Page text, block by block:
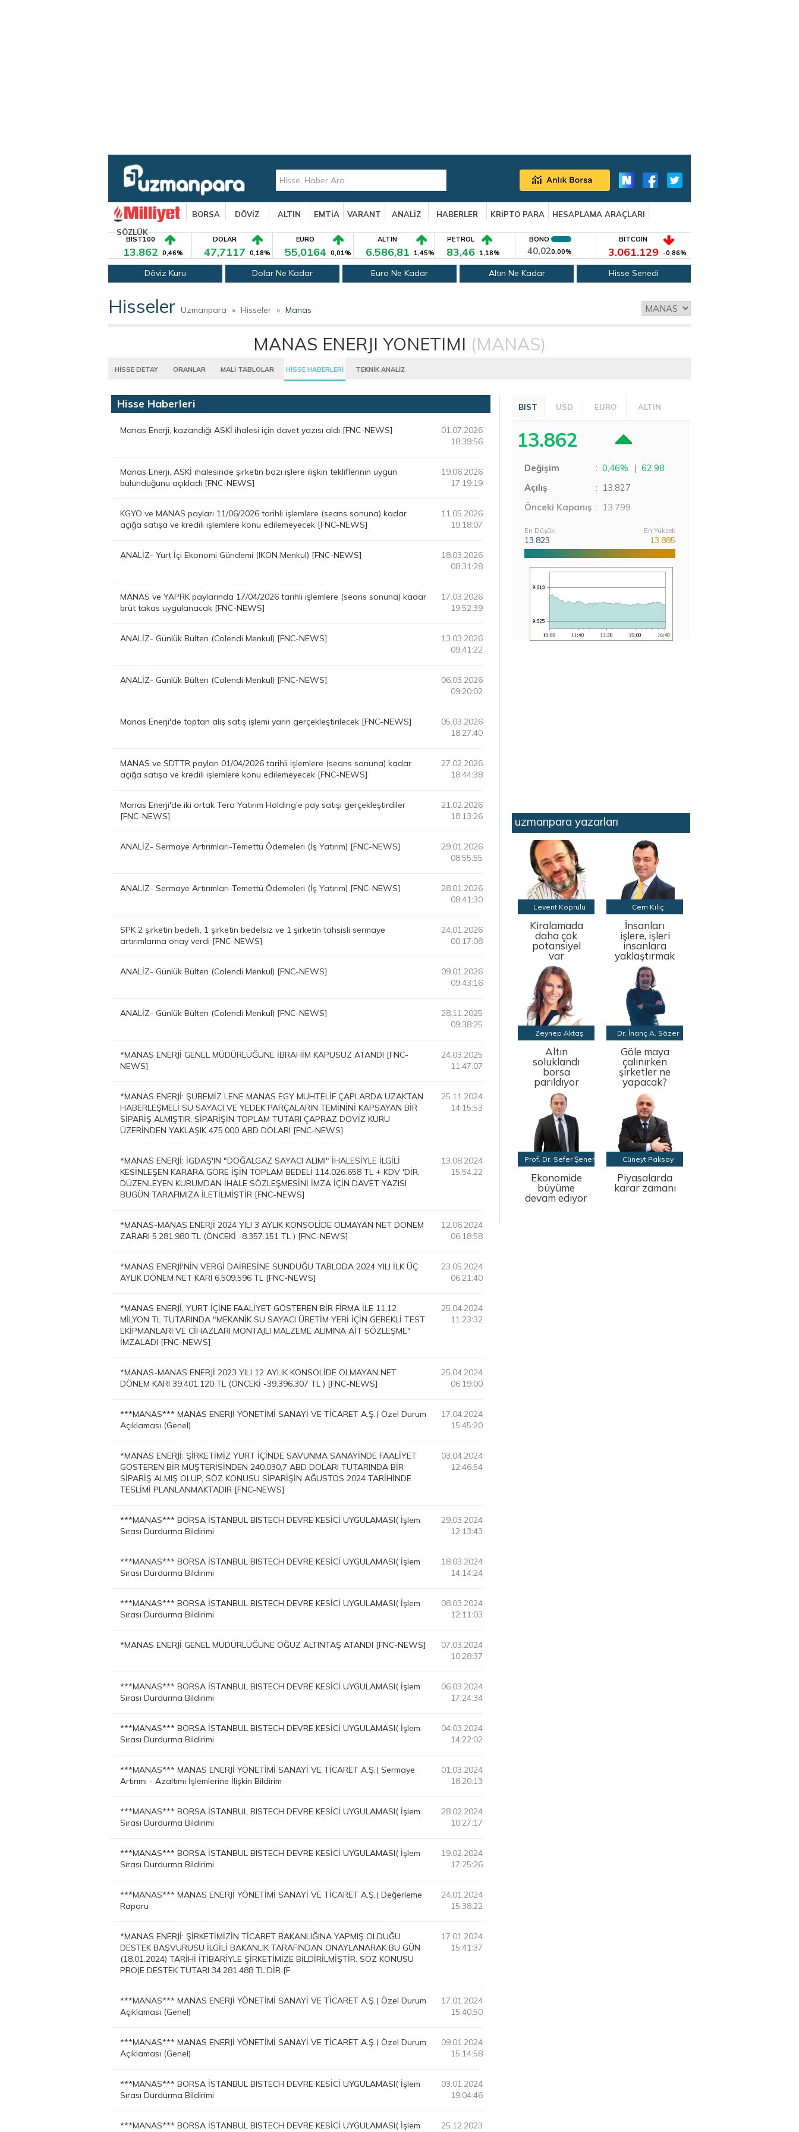
BORSA DÖVİZ ALTIN EMTİA VARANT ANALİZ HABERLER KRİPTO PARA
HESAPLAMA ARAÇLARI
SÖZLÜK
BIST100
13.862 0,46%
DOLAR
47,7117 0,18%
EURO
55,0164 0,01%
ALTIN
6.586,81 1,45%
PETROL
83,46 1,18%
BONO
40,020,00%
BITCOIN
3.061.129 -0,86%
Döviz Kuru Dolar Ne Kadar Euro Ne Kadar Altın Ne Kadar Hisse Senedi
Hisseler Uzmanpara » Hisseler » Manas
MANAS ENERJI YONETIMI (MANAS)
HİSSE DETAY ORANLAR MALİ TABLOLAR HİSSE HABERLERİ TEKNİK ANALİZ
Hisse Haberleri
01.07.2026
18:39:56
Manas Enerji, kazandığı ASKİ ihalesi için davet yazısı aldı [FNC-NEWS]
19.06.2026
17:19:19
Manas Enerji, ASKİ ihalesinde şirketin bazı işlere ilişkin tekliflerinin uygun
bulunduğunu açıkladı [FNC-NEWS]
11.05.2026
19:18:07
KGYO ve MANAS payları 11/06/2026 tarihli işlemlere (seans sonuna) kadar
açığa satışa ve kredili işlemlere konu edilemeyecek [FNC-NEWS]
18.03.2026
08:31:28
ANALİZ- Yurt İçi Ekonomi Gündemi (IKON Menkul) [FNC-NEWS]
17.03.2026
19:52:39
MANAS ve YAPRK paylarında 17/04/2026 tarihli işlemlere (seans sonuna) kadar
brüt takas uygulanacak [FNC-NEWS]
13.03.2026
09:41:22
ANALİZ- Günlük Bülten (Colendi Menkul) [FNC-NEWS]
06.03.2026
09:20:02
ANALİZ- Günlük Bülten (Colendi Menkul) [FNC-NEWS]
05.03.2026
18:27:40
Manas Enerji'de toptan alış satış işlemi yarın gerçekleştirilecek [FNC-NEWS]
27.02.2026
18:44:38
MANAS ve SDTTR payları 01/04/2026 tarihli işlemlere (seans sonuna) kadar
açığa satışa ve kredili işlemlere konu edilemeyecek [FNC-NEWS]
21.02.2026
18:13:26
Manas Enerji'de iki ortak Tera Yatırım Holding'e pay satışı gerçekleştirdiler
[FNC-NEWS]
29.01.2026
08:55:55
ANALİZ- Sermaye Artırımları-Temettü Ödemeleri (İş Yatırım) [FNC-NEWS]
28.01.2026
08:41:30
ANALİZ- Sermaye Artırımları-Temettü Ödemeleri (İş Yatırım) [FNC-NEWS]
24.01.2026
00:17:08
SPK 2 şirketin bedelli, 1 şirketin bedelsiz ve 1 şirketin tahsisli sermaye
artırımlarına onay verdi [FNC-NEWS]
09.01.2026
09:43:16
ANALİZ- Günlük Bülten (Colendi Menkul) [FNC-NEWS]
28.11.2025
09:38:25
ANALİZ- Günlük Bülten (Colendi Menkul) [FNC-NEWS]
24.03.2025
11:47:07
*MANAS ENERJİ GENEL MÜDÜRLÜĞÜNE İBRAHİM KAPUSUZ ATANDI [FNC-
NEWS]
25.11.2024
14:15:53
*MANAS ENERJİ: ŞUBEMİZ LENE MANAS EGY MUHTELİF ÇAPLARDA UZAKTAN
HABERLEŞMELİ SU SAYACI VE YEDEK PARÇALARIN TEMİNİNİ KAPSAYAN BİR
SİPARİŞ ALMIŞTIR, SİPARİŞİN TOPLAM TUTARI ÇAPRAZ DÖVİZ KURU
ÜZERİNDEN YAKLAŞIK 475.000 ABD DOLARI [FNC-NEWS]
13.08.2024
15:54:22
*MANAS ENERJİ: İGDAŞ'IN "DOĞALGAZ SAYACI ALIMI" İHALESİYLE İLGİLİ
KESİNLEŞEN KARARA GÖRE İŞİN TOPLAM BEDELİ 114.026.658 TL + KDV 'DİR,
DÜZENLEYEN KURUMDAN İHALE SÖZLEŞMESİNİ İMZA İÇİN DAVET YAZISI
BUGÜN TARAFIMIZA İLETİLMİŞTİR [FNC-NEWS]
12.06.2024
06:18:58
*MANAS-MANAS ENERJİ 2024 YILI 3 AYLIK KONSOLİDE OLMAYAN NET DÖNEM
ZARARI 5.281.980 TL (ÖNCEKİ -8.357.151 TL ) [FNC-NEWS]
23.05.2024
06:21:40
*MANAS ENERJİ'NİN VERGİ DAİRESİNE SUNDUĞU TABLODA 2024 YILI İLK ÜÇ
AYLIK DÖNEM NET KARI 6.509.596 TL [FNC-NEWS]
25.04.2024
11:23:32
*MANAS ENERJİ, YURT İÇİNE FAALİYET GÖSTEREN BİR FİRMA İLE 11,12
MİLYON TL TUTARINDA "MEKANİK SU SAYACI ÜRETİM YERİ İÇİN GEREKLİ TEST
EKİPMANLARI VE CİHAZLARI MONTAJLI MALZEME ALIMINA AİT SÖZLEŞME"
İMZALADI [FNC-NEWS]
25.04.2024
06:19:00
*MANAS-MANAS ENERJİ 2023 YILI 12 AYLIK KONSOLİDE OLMAYAN NET
DÖNEM KARI 39.401.120 TL (ÖNCEKİ -39.396.307 TL ) [FNC-NEWS]
17.04.2024
15:45:20
***MANAS*** MANAS ENERJİ YÖNETİMİ SANAYİ VE TİCARET A.Ş.( Özel Durum
Açıklaması (Genel)
03.04.2024
12:46:54
*MANAS ENERJİ: ŞİRKETİMİZ YURT İÇİNDE SAVUNMA SANAYİNDE FAALİYET
GÖSTEREN BİR MÜŞTERİSİNDEN 240.030,7 ABD DOLARI TUTARINDA BİR
SİPARİŞ ALMIŞ OLUP, SÖZ KONUSU SİPARİŞİN AĞUSTOS 2024 TARİHİNDE
TESLİMİ PLANLANMAKTADIR [FNC-NEWS]
29.03.2024
12:13:43
***MANAS*** BORSA İSTANBUL BISTECH DEVRE KESİCİ UYGULAMASI( İşlem
Sırası Durdurma Bildirimi
18.03.2024
14:14:24
***MANAS*** BORSA İSTANBUL BISTECH DEVRE KESİCİ UYGULAMASI( İşlem
Sırası Durdurma Bildirimi
08.03.2024
12:11:03
***MANAS*** BORSA İSTANBUL BISTECH DEVRE KESİCİ UYGULAMASI( İşlem
Sırası Durdurma Bildirimi
07.03.2024
10:28:37
*MANAS ENERJİ GENEL MÜDÜRLÜĞÜNE OĞUZ ALTINTAŞ ATANDI [FNC-NEWS]
06.03.2024
17:24:34
***MANAS*** BORSA İSTANBUL BISTECH DEVRE KESİCİ UYGULAMASI( İşlem
Sırası Durdurma Bildirimi
04.03.2024
14:22:02
***MANAS*** BORSA İSTANBUL BISTECH DEVRE KESİCİ UYGULAMASI( İşlem
Sırası Durdurma Bildirimi
01.03.2024
18:20:13
***MANAS*** MANAS ENERJİ YÖNETİMİ SANAYİ VE TİCARET A.Ş.( Sermaye
Artırımı - Azaltımı İşlemlerine İlişkin Bildirim
28.02.2024
10:27:17
***MANAS*** BORSA İSTANBUL BISTECH DEVRE KESİCİ UYGULAMASI( İşlem
Sırası Durdurma Bildirimi
19.02.2024
17:25:26
***MANAS*** BORSA İSTANBUL BISTECH DEVRE KESİCİ UYGULAMASI( İşlem
Sırası Durdurma Bildirimi
24.01.2024
15:38:22
***MANAS*** MANAS ENERJİ YÖNETİMİ SANAYİ VE TİCARET A.Ş.( Değerleme
Raporu
17.01.2024
15:41:37
*MANAS ENERJİ: ŞİRKETİMİZİN TİCARET BAKANLIĞINA YAPMIŞ OLDUĞU
DESTEK BAŞVURUSU İLGİLİ BAKANLIK TARAFINDAN ONAYLANARAK BU GÜN
(18.01.2024) TARİHİ İTİBARİYLE ŞİRKETİMİZE BİLDİRİLMİŞTİR. SÖZ KONUSU
PROJE DESTEK TUTARI 34.281.488 TL'DİR [F
17.01.2024
15:40:50
***MANAS*** MANAS ENERJİ YÖNETİMİ SANAYİ VE TİCARET A.Ş.( Özel Durum
Açıklaması (Genel)
09.01.2024
15:14:58
***MANAS*** MANAS ENERJİ YÖNETİMİ SANAYİ VE TİCARET A.Ş.( Özel Durum
Açıklaması (Genel)
03.01.2024
19:04:46
***MANAS*** BORSA İSTANBUL BISTECH DEVRE KESİCİ UYGULAMASI( İşlem
Sırası Durdurma Bildirimi
25.12.2023
***MANAS*** BORSA İSTANBUL BISTECH DEVRE KESİCİ UYGULAMASI( İşlem
BIST USD EURO ALTIN
13.862
Değişim : 0,46% | 62,98
Açılış
: 13.827
Önceki Kapanış : 13.799
En Düşük
13.823
En Yüksek
13.885
uzmanpara yazarları
Levent Köprülü
Kiralamada
daha çok
potansiyel
var
Cem Kılıç
İnsanları
işlere, işleri
insanlara
yaklaştırmak
Zeynep Aktaş
Altın
soluklandı
borsa
parıldıyor
Dr. İnanç A. Sözer
Göle maya
çalınırken
şirketler ne
yapacak?
Prof. Dr. Sefer Şener
Ekonomide
büyüme
devam ediyor
Cüneyt Paksoy
Piyasalarda
karar zamanı